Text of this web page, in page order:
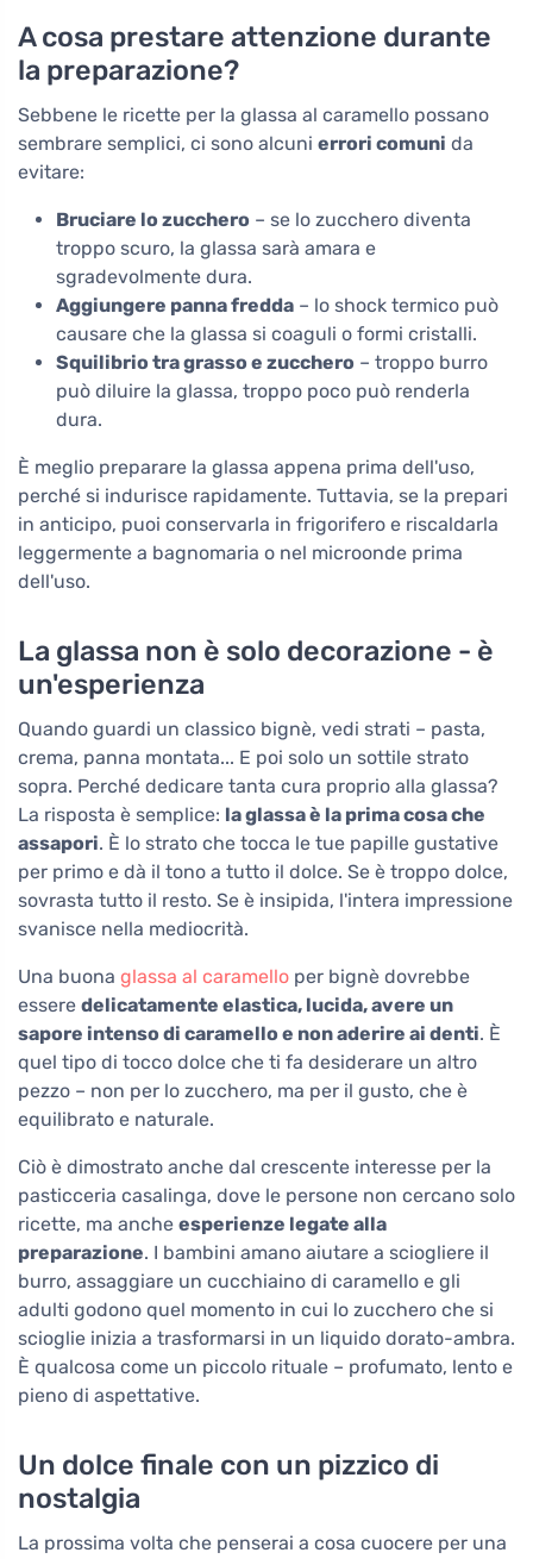
A cosa prestare attenzione durante
la preparazione?
Sebbene le ricette per la glassa al caramello possano
sembrare semplici, ci sono alcuni errori comuni da
evitare:
Bruciare lo zucchero – se lo zucchero diventa
troppo scuro, la glassa sarà amara e
sgradevolmente dura.
Aggiungere panna fredda – lo shock termico può
causare che la glassa si coaguli o formi cristalli.
Squilibrio tra grasso e zucchero – troppo burro
può diluire la glassa, troppo poco può renderla
dura.
È meglio preparare la glassa appena prima dell'uso,
perché si indurisce rapidamente. Tuttavia, se la prepari
in anticipo, puoi conservarla in frigorifero e riscaldarla
leggermente a bagnomaria o nel microonde prima
dell'uso.
La glassa non è solo decorazione - è
un'esperienza
Quando guardi un classico bignè, vedi strati – pasta,
crema, panna montata... E poi solo un sottile strato
sopra. Perché dedicare tanta cura proprio alla glassa?
La risposta è semplice: la glassa è la prima cosa che
assapori. È lo strato che tocca le tue papille gustative
per primo e dà il tono a tutto il dolce. Se è troppo dolce,
sovrasta tutto il resto. Se è insipida, l'intera impressione
svanisce nella mediocrità.
Una buona glassa al caramello per bignè dovrebbe
essere delicatamente elastica, lucida, avere un
sapore intenso di caramello e non aderire ai denti. È
quel tipo di tocco dolce che ti fa desiderare un altro
pezzo – non per lo zucchero, ma per il gusto, che è
equilibrato e naturale.
Ciò è dimostrato anche dal crescente interesse per la
pasticceria casalinga, dove le persone non cercano solo
ricette, ma anche esperienze legate alla
preparazione. I bambini amano aiutare a sciogliere il
burro, assaggiare un cucchiaino di caramello e gli
adulti godono quel momento in cui lo zucchero che si
scioglie inizia a trasformarsi in un liquido dorato-ambra.
È qualcosa come un piccolo rituale – profumato, lento e
pieno di aspettative.
Un dolce finale con un pizzico di
nostalgia
La prossima volta che penserai a cosa cuocere per una